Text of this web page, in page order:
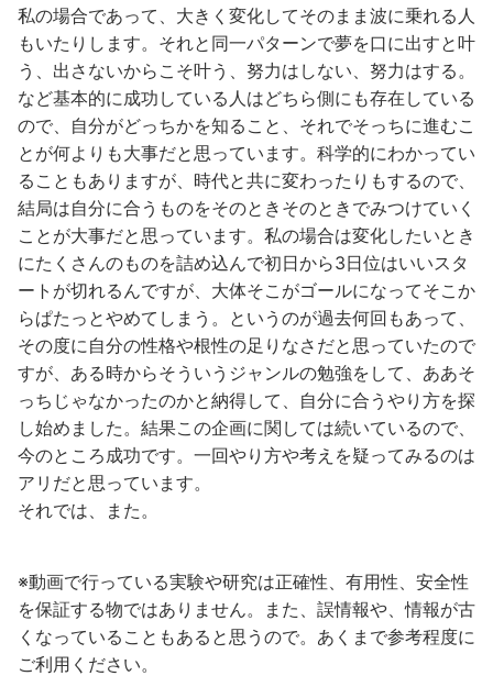
私の場合であって、大きく変化してそのまま波に乗れる人
もいたりします。それと同一パターンで夢を口に出すと叶
う、出さないからこそ叶う、努力はしない、努力はする。
など基本的に成功している人はどちら側にも存在している
ので、自分がどっちかを知ること、それでそっちに進むこ
とが何よりも大事だと思っています。科学的にわかってい
ることもありますが、時代と共に変わったりもするので、
結局は自分に合うものをそのときそのときでみつけていく
ことが大事だと思っています。私の場合は変化したいとき
にたくさんのものを詰め込んで初日から3日位はいいスタ
ートが切れるんですが、大体そこがゴールになってそこか
らぱたっとやめてしまう。というのが過去何回もあって、
その度に自分の性格や根性の足りなさだと思っていたので
すが、ある時からそういうジャンルの勉強をして、ああそ
っちじゃなかったのかと納得して、自分に合うやり方を探
し始めました。結果この企画に関しては続いているので、
今のところ成功です。一回やり方や考えを疑ってみるのは
アリだと思っています。
それでは、また。
※動画で行っている実験や研究は正確性、有用性、安全性
を保証する物ではありません。また、誤情報や、情報が古
くなっていることもあると思うので。あくまで参考程度に
ご利用ください。